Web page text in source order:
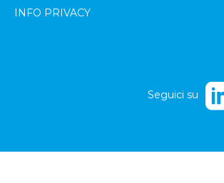
INFO PRIVACY
Seguici su